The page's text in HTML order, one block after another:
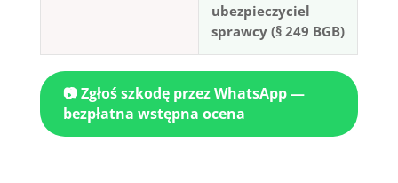
ubezpieczyciel
sprawcy (§ 249 BGB)
📷 Zgłoś szkodę przez WhatsApp —
bezpłatna wstępna ocena